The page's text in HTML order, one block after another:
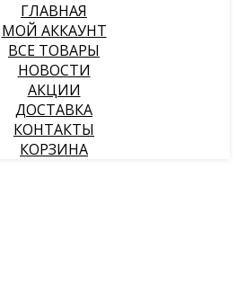
ГЛАВНАЯ
МОЙ АККАУНТ
ВСЕ ТОВАРЫ
НОВОСТИ
АКЦИИ
ДОСТАВКА
КОНТАКТЫ
КОРЗИНА